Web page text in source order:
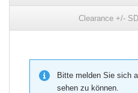
Clearance +/-
Bitte melden Sie sich
sehen zu können.